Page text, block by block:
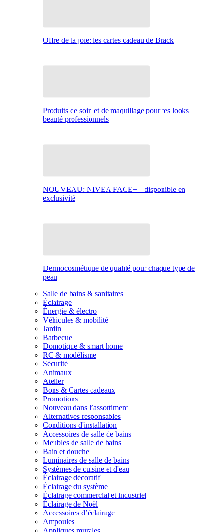
Offre de la joie: les cartes cadeau de Brack
Produits de soin et de maquillage pour tes looks
beauté professionnels
NOUVEAU: NIVEA FACE+ – disponible en
exclusivité
Dermocosmétique de qualité pour chaque type de
peau
Salle de bains & sanitaires
Éclairage
Énergie & électro
Véhicules & mobilité
Jardin
Barbecue
Domotique & smart home
RC & modélisme
Sécurité
Animaux
Atelier
Bons & Cartes cadeaux
Promotions
Nouveau dans l’assortiment
Alternatives responsables
Conditions d'installation
Accessoires de salle de bains
Meubles de salle de bains
Bain et douche
Luminaires de salle de bains
Systèmes de cuisine et d'eau
Éclairage décoratif
Éclairage du système
Éclairage commercial et industriel
Éclairage de Noël
Accessoires d’éclairage
Ampoules
Appliques murales